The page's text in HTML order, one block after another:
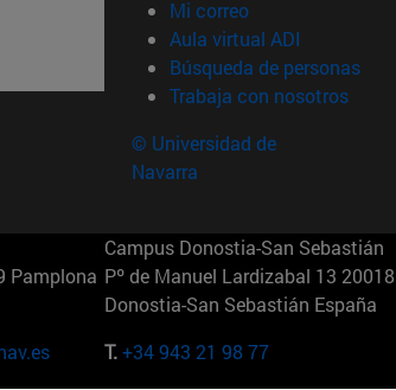
Mi correo(abre en nueva
Aula virtual ADI (abre en
Búsqueda de personas
Trabaja con nosotros(abre
© Universidad de
Navarra
Pamplona
Campus Donostia-San Sebastián
Pº de Manuel Lardizabal 13 20018
Donostia-San Sebastián España
T.+34 943 21 98 77